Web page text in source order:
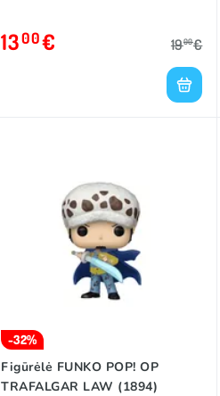
1300€ 1900€
-32%
Figūrėlė FUNKO POP! OP
TRAFALGAR LAW (1894)